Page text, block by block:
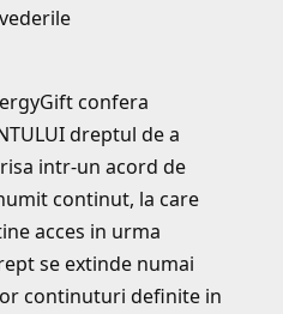
confera
dreptul de a
intr-un acord de
continut, la care
acces in urma
se extinde numai
continuturi definite in